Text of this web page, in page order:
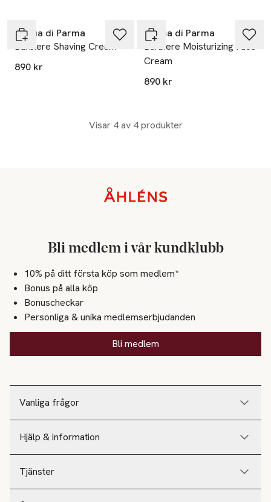
Acqua di Parma
Barbiere Shaving Cream
890 kr
Acqua di Parma
Barbiere Moisturizing Face
Cream
890 kr
Visar 4 av 4 produkter
Vanliga frågor
Hjälp & information
Tjänster
Bli medlem i vår kundklubb
10% på ditt första köp som medlem*
Bonus på alla köp
Bonuscheckar
Personliga & unika medlemserbjudanden
Bli medlem